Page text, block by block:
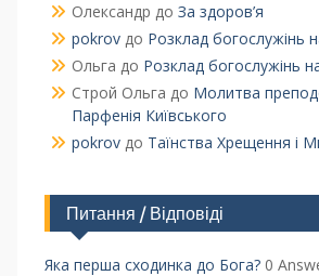
Олександр до За здоров’я
pokrovдо Розклад богослужінь
Ольга до Розклад богослужінь
Строй Ольга до Молитва
Парфенія Київського
pokrovдо Таїнства Хрещення і
Питання / Відповіді
Яка перша сходинка до Бога? 0